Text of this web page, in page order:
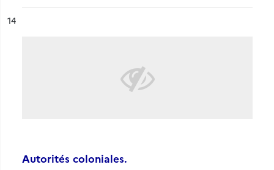
n°
14
Autorités coloniales.